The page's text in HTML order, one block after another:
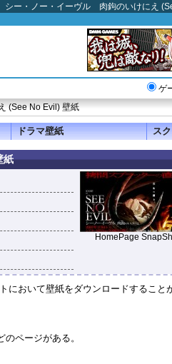
シー・ノー・イーヴル 肉鉤のいけにえ
ゲ
(See No Evil) 壁紙
ドラマ壁紙 ス
紙
HomePage
において壁紙をダウンロードすること
ページがある。